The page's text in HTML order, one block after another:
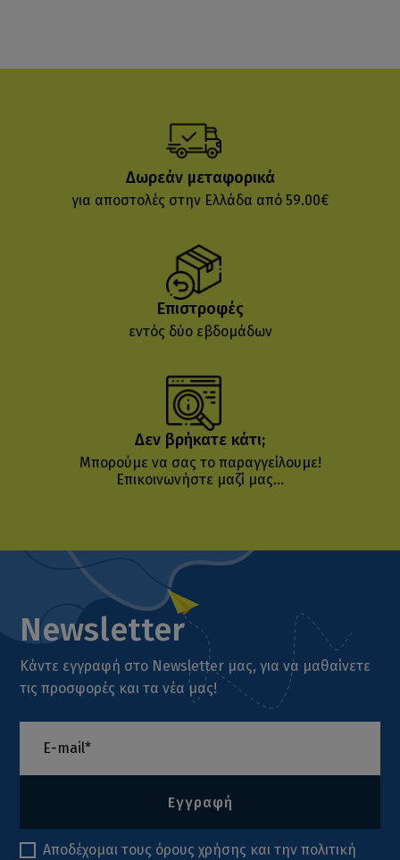
Δωρεάν μεταφορικά
για αποστολές στην Ελλάδα από 59.00€
Επιστροφές
εντός δύο εβδομάδων
Δεν βρήκατε κάτι;
Μπορούμε να σας το παραγγείλουμε!
Επικοινωνήστε μαζί μας...
Newsletter
Κάντε εγγραφή στο Newsletter μας, για να μαθαίνετε
τις προσφορές και τα νέα μας!
Εγγραφή
Αποδέχομαι τους όρους χρήσης και τηνπολιτική